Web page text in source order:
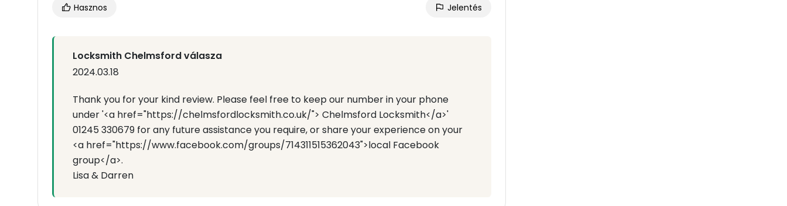
Hasznos Jelentés
Locksmith Chelmsford válasza
2024.03.18
Thank you for your kind review. Please feel free to keep our number in your phone
under '<a href="https://chelmsfordlocksmith.co.uk/"> Chelmsford Locksmith</a>'
01245 330679 for any future assistance you require, or share your experience on your
<a href="https://www.facebook.com/groups/714311515362043">local Facebook
group</a>.
Lisa & Darren